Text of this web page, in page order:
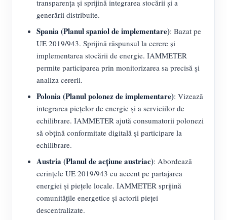
transparența și sprijină integrarea stocării și a
generării distribuite.
Spania (Planul spaniol de implementare): Bazat pe
UE 2019/943. Sprijină răspunsul la cerere și
implementarea stocării de energie. IAMMETER
permite participarea prin monitorizarea sa precisă și
analiza cererii.
Polonia (Planul polonez de implementare): Vizează
integrarea piețelor de energie și a serviciilor de
echilibrare. IAMMETER ajută consumatorii polonezi
să obțină conformitate digitală și participare la
echilibrare.
Austria (Planul de acțiune austriac): Abordează
cerințele UE 2019/943 cu accent pe partajarea
energiei și piețele locale. IAMMETER sprijină
comunitățile energetice și actorii pieței
descentralizate.